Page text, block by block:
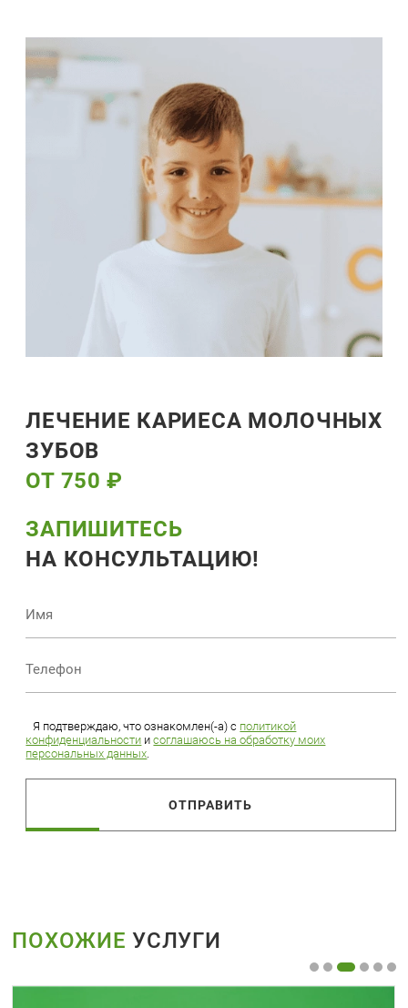
ЛЕЧЕНИЕ КАРИЕСА МОЛОЧНЫХ
ЗУБОВ
ОТ 750 ₽
ЗАПИШИТЕСЬ
НА КОНСУЛЬТАЦИЮ!
Я подтверждаю, что ознакомлен(-а) с политикой
конфиденциальности исоглашаюсь на обработку моих
персональных данных
ОТПРАВИТЬ
ПОХОЖИЕ УСЛУГИ